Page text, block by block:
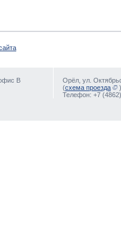
В
Орёл, ул.
(схема проезда
)
Телефон: +7